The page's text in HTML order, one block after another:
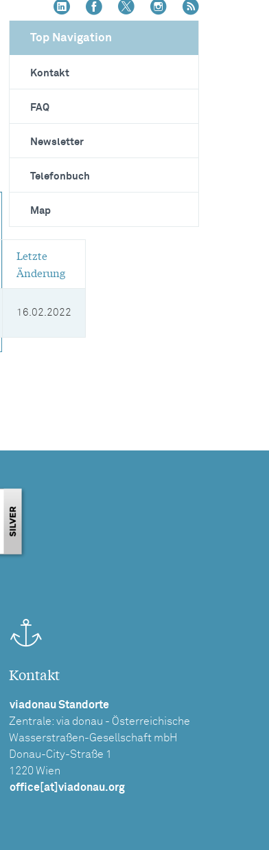
Letzte
Änderung
16.02.2022
Top Navigation
Kontakt
FAQ
Newsletter
Telefonbuch
Map
Kontakt
viadonau Standorte
Zentrale: via donau - Österreichische
Wasserstraßen-Gesellschaft mbH
Donau-City-Straße 1
1220 Wien
office[at]viadonau.org